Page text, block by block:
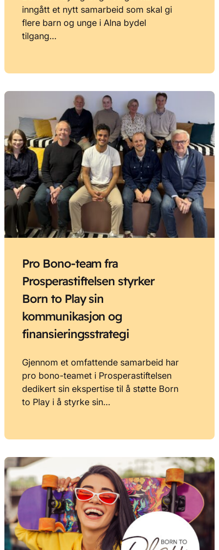
inngått et nytt samarbeid som skal gi
flere barn og unge i Alna bydel
tilgang…
Pro Bono-team fra
Prosperastiftelsen styrker
Born to Play sin
kommunikasjon og
finansieringsstrategi
Gjennom et omfattende samarbeid har
pro bono-teamet i Prosperastiftelsen
dedikert sin ekspertise til å støtte Born
to Play i å styrke sin…